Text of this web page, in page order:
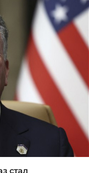
стал